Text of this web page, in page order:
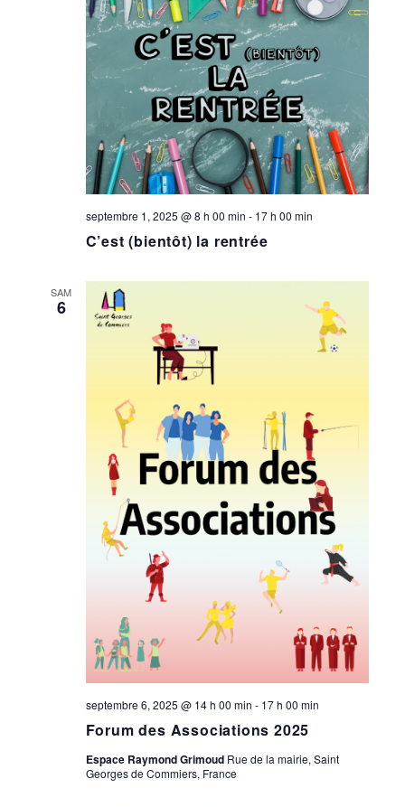
C’est (bientôt) la rentrée
septembre 1, 2025 @ 8 h 00 min - 17 h 00 min
SAM
6
Forum des Associations 2025
septembre 6, 2025 @ 14 h 00 min - 17 h 00 min
Espace Raymond Grimoud Rue de la mairie, Saint
Georges de Commiers, France